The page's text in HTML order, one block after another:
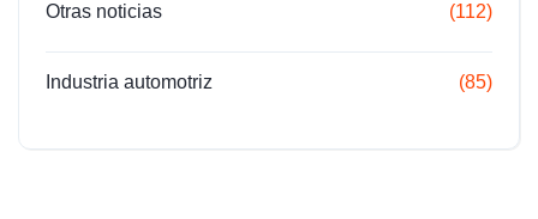
Otras noticias (112)
Industria automotriz (85)